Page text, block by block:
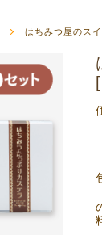
はちみつ屋のス